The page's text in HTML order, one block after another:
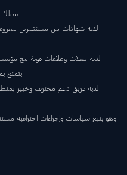
يمتلك
لديه شهادات من مستثمرين
لديه صلات وعلاقات قوية مع
يتمتع
لديه فريق دعم محترف وخبير
وهو يتبع سياسات وإجراءات احترافية